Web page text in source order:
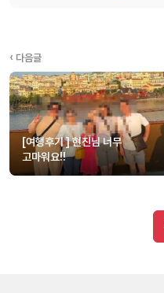
‹ 다음글
[여행후기 ] 현진님 너무
고마워요!!